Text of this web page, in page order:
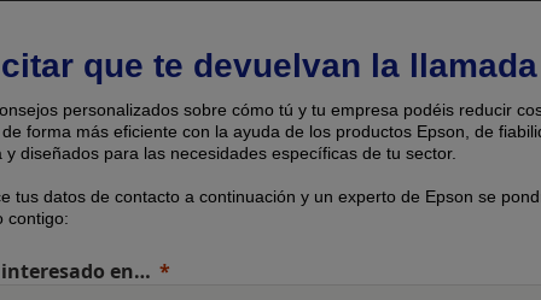
que te devuelvan la llamada
personalizados sobre cómo tú y tu empresa podéis reducir
forma más eficiente con la ayuda de los productos Epson, de
y diseñados para las necesidades específicas de tu sector.
tus datos de contacto a continuación y un experto de Epson se
contigo:
interesado en…